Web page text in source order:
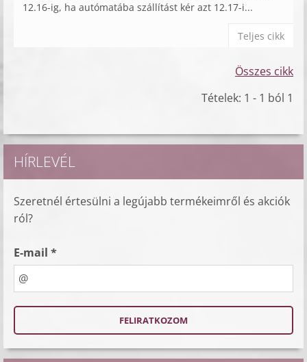
12.16-ig, ha autómatába szállítást kér azt 12.17-i...
Teljes cikk
Összes cikk
Tételek: 1 - 1 ból 1
HÍRLEVÉL
Szeretnél értesülni a legújabb termékeimről és akciók
ról?
E-mail *